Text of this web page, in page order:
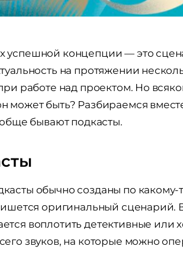
успешной концепции — это
на протяжении
работе над проектом. Но
может быть? Разбираемся
бывают подкасты.
обычно созданы по
оригинальный сценарий.
воплотить детективные или
звуков, на которые можно